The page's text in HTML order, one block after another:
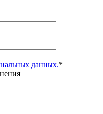
данных.*